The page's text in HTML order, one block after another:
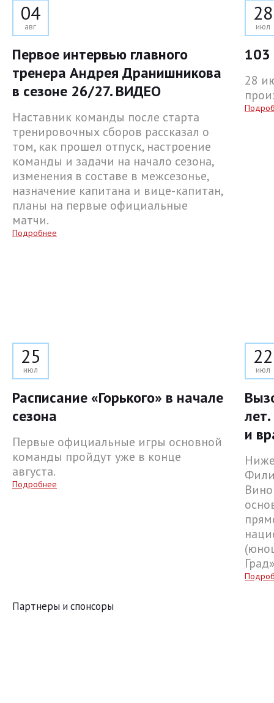
04
авг
Первое интервью главного
тренера Андрея Дранишникова
в сезоне 26/27. ВИДЕО
Наставник команды после старта
тренировочных сборов рассказал о
том, как прошел отпуск, настроение
команды и задачи на начало сезона,
изменения в составе в межсезонье,
назначение капитана и вице-капитан,
планы на первые официальные
матчи.
Подробнее
28
июл
103
28
25
июл
Расписание «Горького» в начале
сезона
Первые официальные игры основной
команды пройдут уже в конце
августа.
Подробнее
22
июл
и
Партнеры и спонсоры